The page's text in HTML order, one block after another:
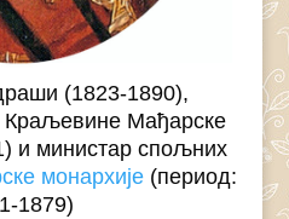
(1823-1890),
Краљевине Мађарске
и министар спољних
монархије (период:
1879)